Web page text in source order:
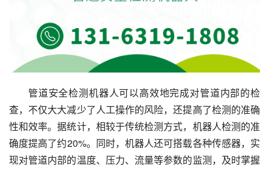
管道安全检测机器人可以高效地完成对管道内部的检
查，不仅大大减少了人工操作的风险，还提高了检测的准确
性和效率。据统计，相较于传统检测方式，机器人检测的准
确度提高了约20%。同时，机器人还可搭载各种传感器，实
现对管道内部的温度、压力、流量等参数的监测，及时掌握